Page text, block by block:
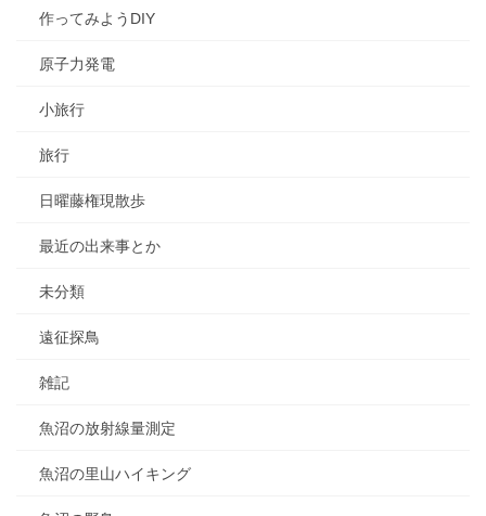
作ってみようDIY
原子力発電
小旅行
旅行
日曜藤権現散歩
最近の出来事とか
未分類
遠征探鳥
雑記
魚沼の放射線量測定
魚沼の里山ハイキング